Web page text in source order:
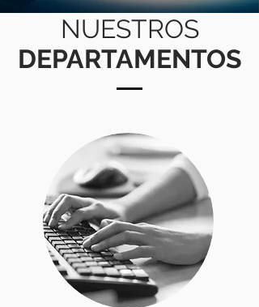
NUESTROS
DEPARTAMENTOS